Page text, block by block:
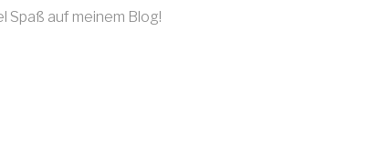
Spaß auf meinem Blog!